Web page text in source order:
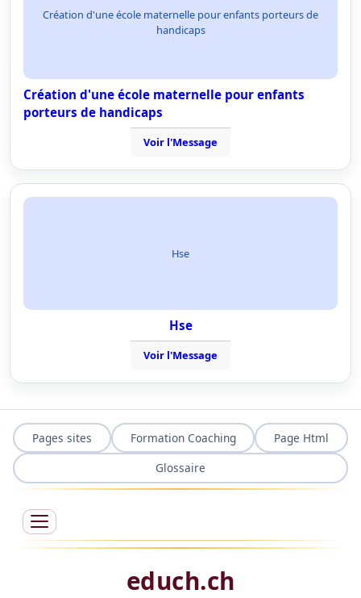
Création d'une école maternelle pour enfants porteurs de
handicaps
Création d'une école maternelle pour enfants
porteurs de handicaps
Voir l'Message
Hse
Hse
Voir l'Message
Pages sites Formation Coaching
Page Html
Glossaire
educh.ch